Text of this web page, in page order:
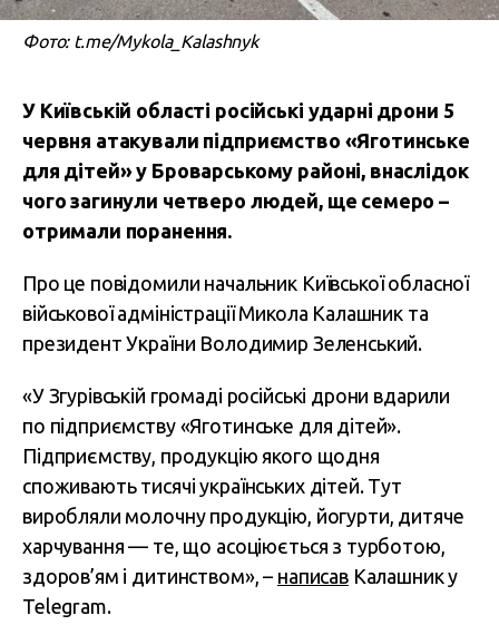
Фото: t.me/Mykola_Kalashnyk
У Київській області російські ударні дрони 5
червня атакували підприємство «Яготинське
для дітей» у Броварському районі, внаслідок
чого загинули четверо людей, ще семеро –
отримали поранення.
Про це повідомили начальник Київської обласної
військової адміністрації Микола Калашник та
президент України Володимир Зеленський.
«У Згурівській громаді російські дрони вдарили
по підприємству «Яготинське для дітей».
Підприємству, продукцію якого щодня
споживають тисячі українських дітей. Тут
виробляли молочну продукцію, йогурти, дитяче
харчування — те, що асоціюється з турботою,
здоров’ям і дитинством», – написавКалашник у
Telegram.